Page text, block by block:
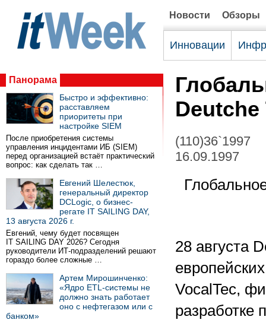
Новости Обзоры
Инновации
Панорама
Быстро и эффективно:
расставляем
приоритеты при
настройке SIEM
После приобретения системы
управления инцидентами ИБ (SIEM)
перед организацией встаёт практический
вопрос: как сделать так …
Евгений Шелестюк,
генеральный директор
DCLogic, о бизнес-
регате IT SAILING DAY,
13 августа 2026 г.
Евгений, чему будет посвящен
IT SAILING DAY 2026? Сегодня
руководители ИТ-подразделений решают
гораздо более сложные …
Артем Мирошинченко:
«Ядро ETL-системы не
должно знать работает
оно с нефтегазом или с
банком»
Deutchе
(110)36`1997
16.09.1997
28 августа
VocalTec,
разработке